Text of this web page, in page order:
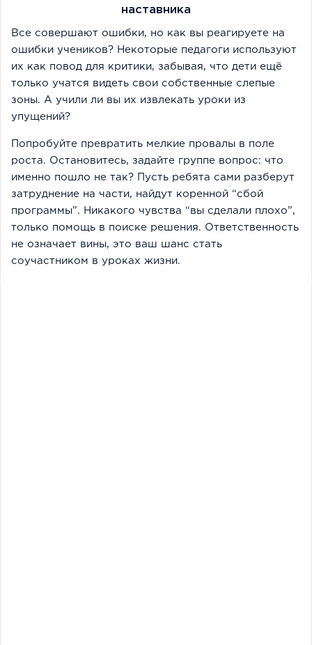
наставника
Все совершают ошибки, но как вы реагируете на
ошибки учеников? Некоторые педагоги используют
их как повод для критики, забывая, что дети ещё
только учатся видеть свои собственные слепые
зоны. А учили ли вы их извлекать уроки из
упущений?
Попробуйте превратить мелкие провалы в поле
роста. Остановитесь, задайте группе вопрос: что
именно пошло не так? Пусть ребята сами разберут
затруднение на части, найдут коренной “сбой
программы”. Никакого чувства “вы сделали плохо”,
только помощь в поиске решения. Ответственность
не означает вины, это ваш шанс стать
соучастником в уроках жизни.